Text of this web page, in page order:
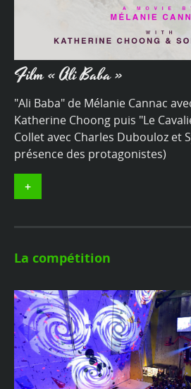
Film « Ali Baba »
"Ali Baba" de Mélanie Cannac
Katherine Choong puis "Le
Collet avec Charles Dubouloz et
présence des protagonistes)
+
La compétition